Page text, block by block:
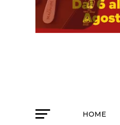
HOME